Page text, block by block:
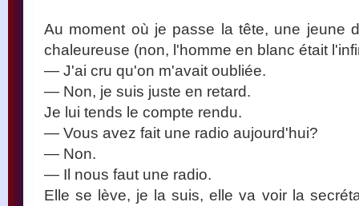
Au moment où je passe la tête, une jeune
chaleureuse (non, l'homme en blanc était
— J'ai cru qu'on m'avait oubliée.
— Non, je suis juste en retard.
Je lui tends le compte rendu.
— Vous avez fait une radio aujourd'hui?
— Non.
— Il nous faut une radio.
Elle se lève, je la suis, elle va voir la